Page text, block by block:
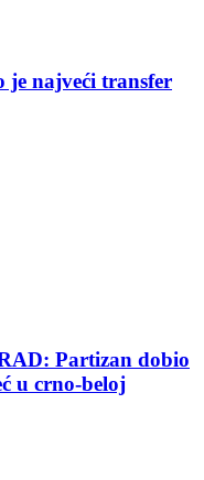
najveći transfer
Partizan dobio
u crno-beloj